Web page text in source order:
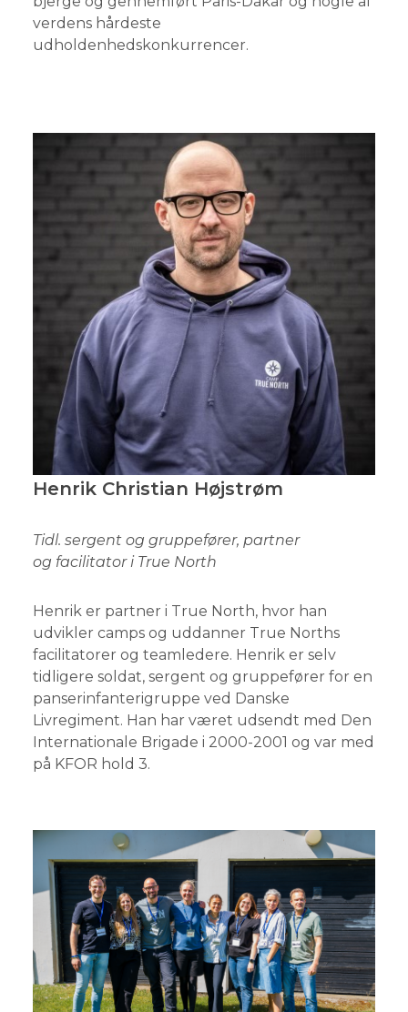
verdens hårdeste
udholdenhedskonkurrencer.
Henrik Christian Højstrøm
Tidl. sergent og gruppefører, partner
og facilitator i True North
Henrik er partner i True North, hvor han
udvikler camps og uddanner True Norths
facilitatorer og teamledere. Henrik er selv
tidligere soldat, sergent og gruppefører for en
panserinfanterigruppe ved Danske
Livregiment. Han har været udsendt med Den
Internationale Brigade i 2000-2001 og var med
på KFOR hold 3.